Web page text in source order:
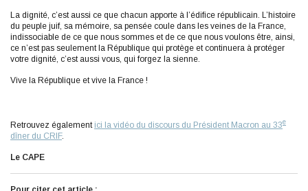
La dignité, c’est aussi ce que chacun apporte à l’édifice républicain. L’histoire
du peuple juif, sa mémoire, sa pensée coule dans les veines de la France,
indissociable de ce que nous sommes et de ce que nous voulons être, ainsi,
ce n’est pas seulement la République qui protège et continuera à protéger
votre dignité, c’est aussi vous, qui forgez la sienne.
Vive la République et vive la France !
Retrouvez également ici la vidéo du discours du Président Macron au 33e
dîner du CRIF.
Le CAPE